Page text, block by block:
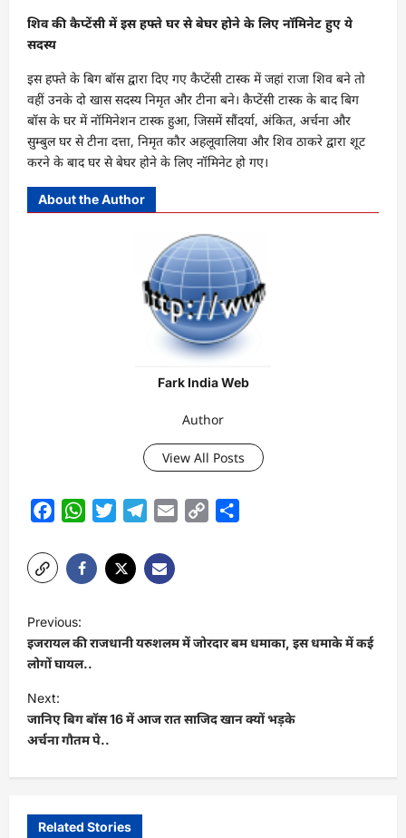
शिव की कैप्टेंसी में इस हफ्ते घर से बेघर होने के लिए नॉमिनेट हुए ये
सदस्य
इस हफ्ते के बिग बॉस द्वारा दिए गए कैप्टेंसी टास्क में जहां राजा शिव बने तो
वहीं उनके दो खास सदस्य निमृत और टीना बने। कैप्टेंसी टास्क के बाद बिग
बॉस के घर में नॉमिनेशन टास्क हुआ, जिसमें सौंदर्या, अंकित, अर्चना और
सुम्बुल घर से टीना दत्ता, निमृत कौर अहलूवालिया और शिव ठाकरे द्वारा शूट
करने के बाद घर से बेघर होने के लिए नॉमिनेट हो गए।
About the Author
Fark India Web
Author
View All Posts
FacebookWhatsAppTwitterTelegram
Email
Copy
o
s
t
n
a
v
Previous:
इजरायल की राजधानी यरुशलम में जोरदार बम धमाका, इस धमाके में कई
लोगों घायल..
Next:
जानिए बिग बॉस 16 में आज रात साजिद खान क्यों भड़के
अर्चना गौतम पे..
Related Stories